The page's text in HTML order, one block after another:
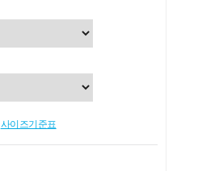
사이즈기준표